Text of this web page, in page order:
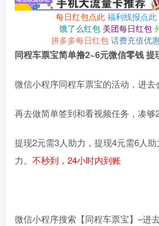
每日红包点此 福利线报点此
饿了么红包 美团每日红包
拼多多每日红包 话费充值优
同程车票宝简单撸2~6元微信零钱 提
微信小程序同程车票宝的活动，进去
再去做简单签到和看视频任务，凑够
提现2元需3人助力，提现4元需6人
力。 不秒到，24小时内到账
微信小程序搜索【同程车票宝】–进